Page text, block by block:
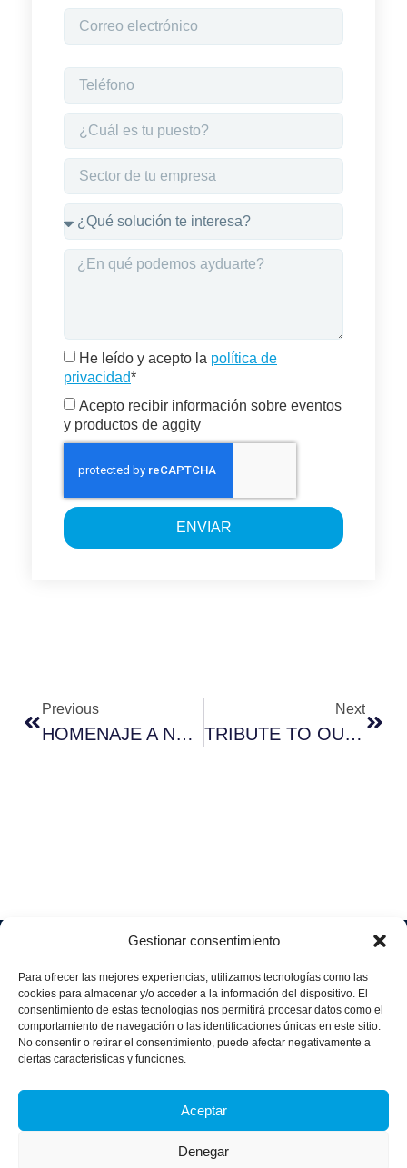
Gestionar consentimiento
Para ofrecer las mejores experiencias, utilizamos tecnologías como las
cookies para almacenar y/o acceder a la información del dispositivo. El
consentimiento de estas tecnologías nos permitirá procesar datos como el
comportamiento de navegación o las identificaciones únicas en este sitio.
No consentir o retirar el consentimiento, puede afectar negativamente a
ciertas características y funciones.
Aceptar
Denegar
He leído y acepto la política de
privacidad*
Acepto recibir información sobre eventos
y productos de aggity
ENVIAR
Previous
HOMENAJE A NUESTRO QUERIDO ALFONSO VELASCO, CEO DE AGGITY EN COLOMBIA
Next
TRIBUTE TO OUR DEAR ALFONSO VELASCO, CEO OF AGGITY IN COLOMBIA
Soluciones
Data
Industria
4.0
Industrial
Retail
Health &
Services
Travel &
Quiénes
Únete
a
aggity
Contacto
legal
Política
de
Privacid
ad
de
Política